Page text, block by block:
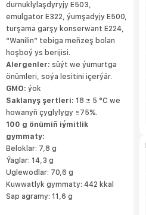
durnuklylaşdyryjy E503,
emulgator E322, ýumşadyjy E500,
turşama garşy konserwant E224,
“Wanilin” tebiga meňzeş bolan
hoşboý ys berijisi.
Alergenler: süýt we ýumurtga
önümleri, soýa lesitini içerýär.
GMO: ýok
Saklanyş şertleri: 18 ± 5 °С we
howanyň çyglylygy ≤75%.
100 g önümiň iýmitlik
gymmaty:
Beloklar: 7,8 g
Ýaglar: 14,3 g
Uglewodlar: 70,6 g
Kuwwatlyk gymmaty: 442 kkal
Sap agramy: 11,6 g